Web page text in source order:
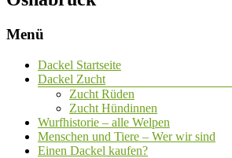
Menü
Dackel Startseite
Dackel Zucht
Zucht Rüden
Zucht Hündinnen
Wurfhistorie – alle Welpen
Menschen und Tiere – Wer wir sind
Einen Dackel kaufen?